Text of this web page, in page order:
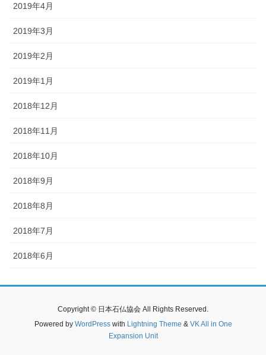
2019年4月
2019年3月
2019年2月
2019年1月
2018年12月
2018年11月
2018年10月
2018年9月
2018年8月
2018年7月
2018年6月
Copyright © 日本石仏協会 All Rights Reserved.
Powered by WordPresswith Lightning Theme & VK All in One
Expansion Unit